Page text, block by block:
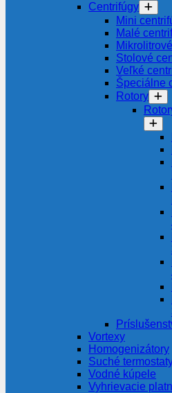
Centrifúgy
Mini
Malé
Stolové
Veľké
Špeciálne
Rotory
Vortexy
Homogenizátory
Suché
Vodné kúpele
Vyhrievacie